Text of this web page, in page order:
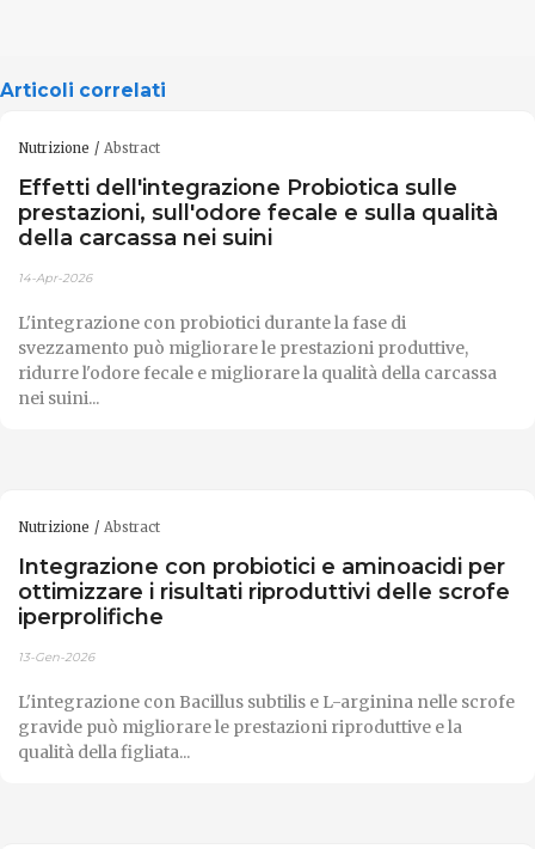
Articoli correlati
Nutrizione Abstract
Effetti dell'integrazione Probiotica sulle
prestazioni, sull'odore fecale e sulla qualità
della carcassa nei suini
14-Apr-2026
L'integrazione con probiotici durante la fase di
svezzamento può migliorare le prestazioni produttive,
ridurre l'odore fecale e migliorare la qualità della carcassa
nei suini...
Nutrizione Abstract
Integrazione con probiotici e aminoacidi per
ottimizzare i risultati riproduttivi delle scrofe
iperprolifiche
13-Gen-2026
L'integrazione con Bacillus subtilis e L-arginina nelle scrofe
gravide può migliorare le prestazioni riproduttive e la
qualità della figliata...